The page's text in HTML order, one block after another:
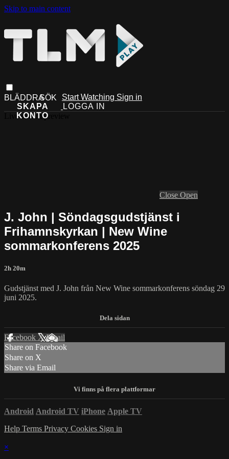
Skip to main content
Start Watching Sign in
Live stream preview
Close Open
J. John | Söndagsgudstjänst i
Frihamnskyrkan | New Wine
sommarkonferens 2025
2h 20m
Gudstjänst med J. John från New Wine sommarkonferens söndag 29
juni 2025.
Facebook XEmail
Share on Facebook
Share on X
Share via Email
Android Android TV iPhone Apple TV
Help Terms Privacy Cookies Sign in
×